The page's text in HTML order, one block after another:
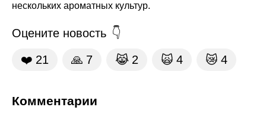
нескольких ароматных культур.
Оцените новость
❤️ 21 🙏 7 😹 2 🙀 4 😿 4
Комментарии